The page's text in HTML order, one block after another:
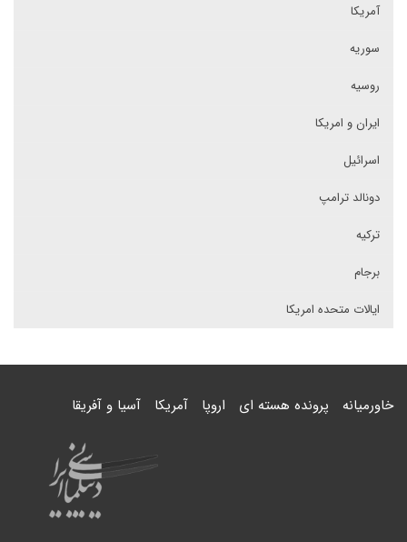
آمریکا
سوریه
روسیه
ایران و امریکا
اسرائیل
دونالد ترامپ
ترکیه
برجام
ایالات متحده امریکا
خاورمیانه پرونده هسته ای اروپا آمریکا آسیا و آفریقا